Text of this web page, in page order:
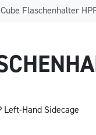
Cube Flaschenhalter